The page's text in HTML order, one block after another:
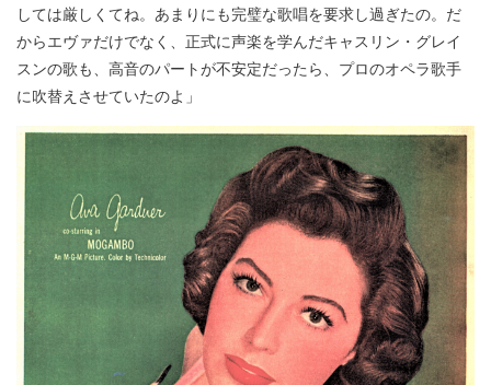
しては厳しくてね。あまりにも完璧な歌唱を要求し過ぎたの。だ
からエヴァだけでなく、正式に声楽を学んだキャスリン・グレイ
スンの歌も、高音のパートが不安定だったら、プロのオペラ歌手
に吹替えさせていたのよ」